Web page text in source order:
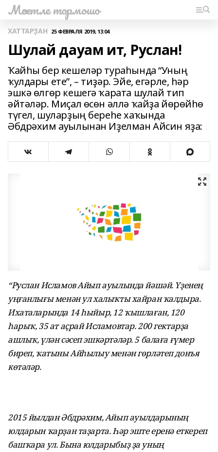
Мәсетле тормошо
ХАТТАРҘАН 25 ФЕВРАЛЯ 2019, 13:04
Шулай дауам ит, Руслан!
Ҡайһы бер кешеләр тураһында “Уның
ҡулдары ете”, – тиҙәр. Эйе, егәрле, һәр
эшкә өлгөр кешегә ҡарата шулай тип
әйтәләр. Миҫал өсөн әллә ҡайҙа йөрөйһө
түгел, шуларҙың береһе хаҡында
Әбдрәхим ауылынан Иҙелман Айсин яҙа:
“Руслан Исламов Айып ауылында йәшәй. Үҙенең
уңғанлығы менән ул халыҡты хайран ҡалдыра.
Ихаталарында 14 һыйыр, 12 ҡышлаған, 120
һарыҡ, 35 ат аҫрай Исламовтар. 200 гектарҙа
ашлыҡ, үлән сәсеп эшкәртәләр. 5 балаға ғүмер
биреп, ҡатыны Айһылыу менән гөрләтеп донъя
көтәләр.
2015 йылдан Әбдрәхим, Айып ауылдарының
юлдарын ҡарҙан таҙарта. Һәр эште еренә еткереп
башҡара ул. Бына юлдарыбыҙ ҙа уның